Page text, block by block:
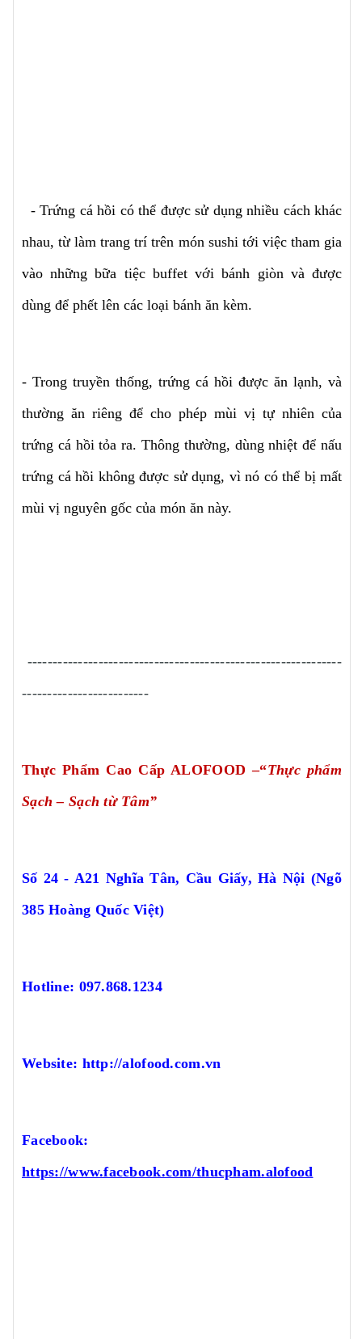
- Trứng cá hồi có thể được sử dụng nhiều cách khác
nhau, từ làm trang trí trên món sushi tới việc tham gia
vào những bữa tiệc buffet với bánh giòn và được
dùng để phết lên các loại bánh ăn kèm.
- Trong truyền thống, trứng cá hồi được ăn lạnh, và
thường ăn riêng để cho phép mùi vị tự nhiên của
trứng cá hồi tỏa ra. Thông thường, dùng nhiệt để nấu
trứng cá hồi không được sử dụng, vì nó có thể bị mất
mùi vị nguyên gốc của món ăn này.
--------------------------------------------------------------
-------------------------
Thực Phẩm Cao Cấp ALOFOOD–“Thực phẩm
Sạch – Sạch từ Tâm”
Số 24 - A21 Nghĩa Tân, Cầu Giấy, Hà Nội (Ngõ
385 Hoàng Quốc Việt)
Hotline: 097.868.1234
Website: http://alofood.com.vn
Facebook:
https://www.facebook.com/thucpham.alofood